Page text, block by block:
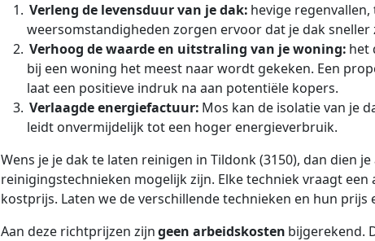
Verleng de levensduur van je dak: hevige
weersomstandigheden zorgen ervoor dat je dak sneller
Verhoog de waarde en uitstraling van je woning: het
bij een woning het meest naar wordt gekeken. Een
laat een positieve indruk na aan potentiële kopers.
Verlaagde energiefactuur: Mos kan de isolatie van je
leidt onvermijdelijk tot een hoger energieverbruik.
Wens je je dak te laten reinigen in Tildonk (3150), dan dien
reinigingstechnieken mogelijk zijn. Elke techniek vraagt
kostprijs. Laten we de verschillende technieken en hun prijs
Aan deze richtprijzen zijngeen arbeidskosten bijgerekend.